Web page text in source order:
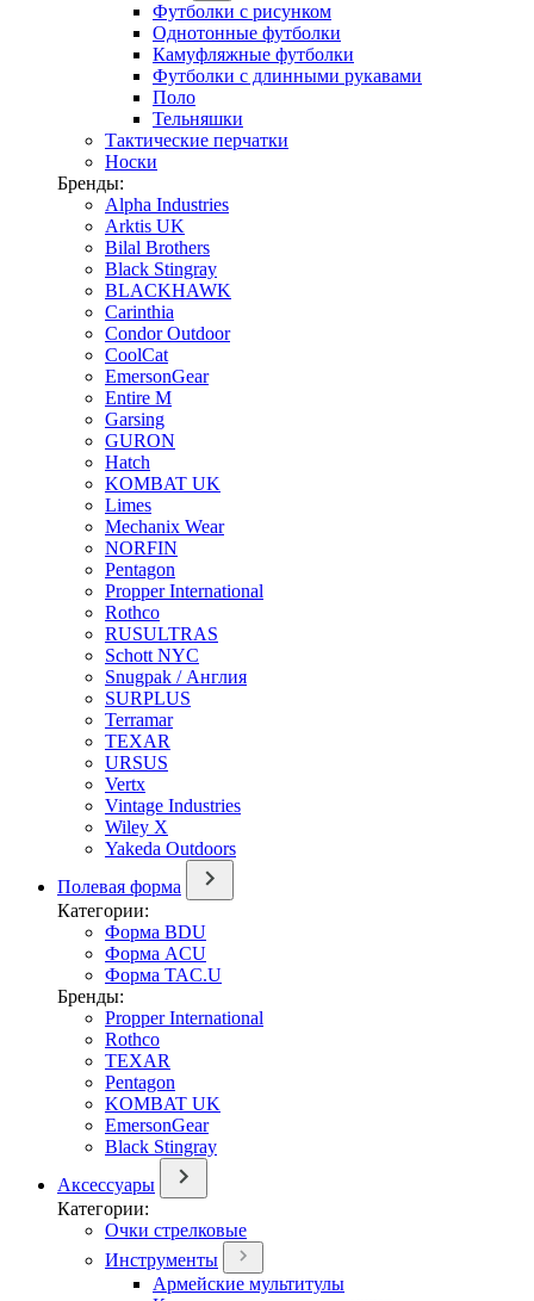
Футболки с рисунком
Однотонные футболки
Камуфляжные футболки
Футболки с длинными рукавами
Поло
Тельняшки
Тактические перчатки
Носки
Бренды:
Alpha Industries
Arktis UK
Bilal Brothers
Black Stingray
BLACKHAWK
Carinthia
Condor Outdoor
CoolCat
EmersonGear
Entire M
Garsing
GURON
Hatch
KOMBAT UK
Limes
Mechanix Wear
NORFIN
Pentagon
Propper International
Rothco
RUSULTRAS
Schott NYC
Snugpak / Англия
SURPLUS
Terramar
TEXAR
URSUS
Vertx
Vintage Industries
Wiley X
Yakeda Outdoors
Полевая форма
Категории:
Форма BDU
Форма ACU
Форма TAC.U
Бренды:
Propper International
Rothco
TEXAR
Pentagon
KOMBAT UK
EmersonGear
Black Stingray
Аксессуары
Категории:
Очки стрелковые
Инструменты
Армейские мультитулы